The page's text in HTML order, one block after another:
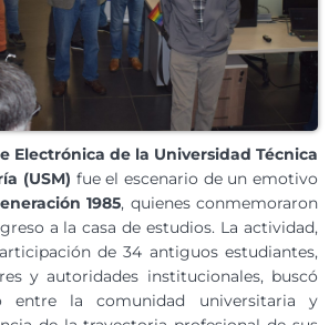
Electrónica de la Universidad Técnica
(USM) fue el escenario de un emotivo
1985, quienes conmemoraron
a la casa de estudios. La actividad,
de 34 antiguos estudiantes,
y autoridades institucionales, buscó
entre la comunidad universitaria y